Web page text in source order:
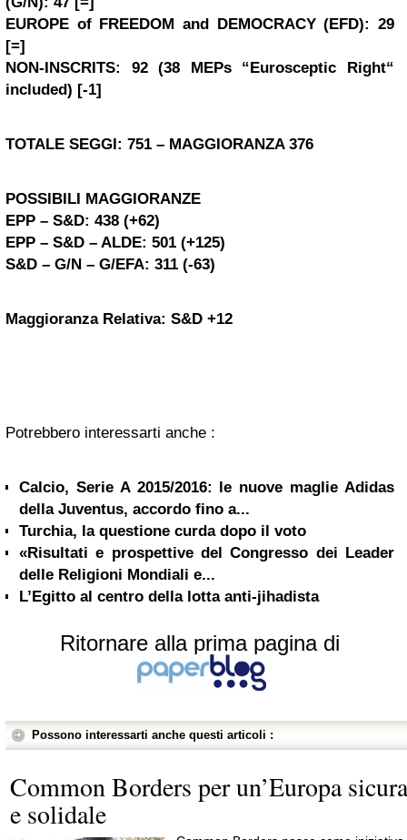
EUROPE of FREEDOM and DEMOCRACY (EFD): 29
[=]
NON-INSCRITS: 92 (38 MEPs “Eurosceptic Right“
included) [-1]
TOTALE SEGGI: 751 – MAGGIORANZA 376
POSSIBILI MAGGIORANZE
EPP – S&D: 438 (+62)
EPP – S&D – ALDE: 501 (+125)
S&D – G/N – G/EFA: 311 (-63)
Maggioranza Relativa: S&D +12
Potrebbero interessarti anche :
Calcio, Serie A 2015/2016: le nuove maglie Adidas
della Juventus, accordo fino a...
Turchia, la questione curda dopo il voto
«Risultati e prospettive del Congresso dei Leader
delle Religioni Mondiali e...
L’Egitto al centro della lotta anti-jihadista
Ritornare alla prima pagina di
Possono interessarti anche questi articoli :
Common Borders per un’Europa sicura
e solidale